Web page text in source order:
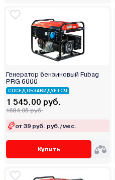
Генератор бензиновый Fubag
PRG 6000
СОСЕД ОБЗАВИДУЕТСЯ
1 545.00 руб.
1684.05 руб.
от 39 руб. руб./мес.
Купить